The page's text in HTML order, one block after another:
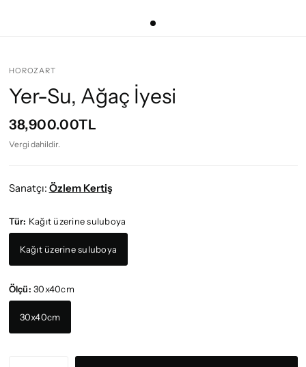
HOROZART
Yer-Su, Ağaç İyesi
38,900.00TL
Vergi dahildir.
Sanatçı: Özlem Kertiş
Tür: Kağıt üzerine suluboya
Kağıt üzerine suluboya
Ölçü:30x40cm
30x40cm